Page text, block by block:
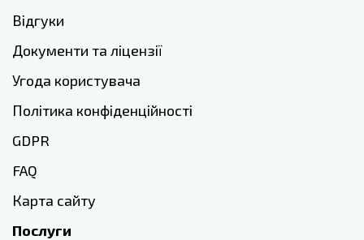
Відгуки
Документи та ліцензії
Угода користувача
Політика конфіденційності
GDPR
FAQ
Карта сайту
Послуги